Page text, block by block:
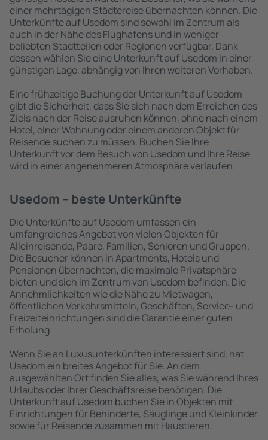
einer mehrtägigen Städtereise übernachten können. Die
Unterkünfte auf Usedom sind sowohl im Zentrum als
auch in der Nähe des Flughafens und in weniger
beliebten Stadtteilen oder Regionen verfügbar. Dank
dessen wählen Sie eine Unterkunft auf Usedom in einer
günstigen Lage, abhängig von Ihren weiteren Vorhaben.
Eine frühzeitige Buchung der Unterkunft auf Usedom
gibt die Sicherheit, dass Sie sich nach dem Erreichen des
Ziels nach der Reise ausruhen können, ohne nach einem
Hotel, einer Wohnung oder einem anderen Objekt für
Reisende suchen zu müssen. Buchen Sie Ihre
Unterkunft vor dem Besuch von Usedom und Ihre Reise
wird in einer angenehmeren Atmosphäre verlaufen.
Usedom – beste Unterkünfte
Die Unterkünfte auf Usedom umfassen ein
umfangreiches Angebot von vielen Objekten für
Alleinreisende, Paare, Familien, Senioren und Gruppen.
Die Besucher können in Apartments, Hotels und
Pensionen übernachten, die maximale Privatsphäre
bieten und sich im Zentrum von Usedom befinden. Die
Annehmlichkeiten wie die Nähe zu Mietwagen,
öffentlichen Verkehrsmitteln, Geschäften, Service- und
Freizeiteinrichtungen sind die Garantie einer guten
Erholung.
Wenn Sie an Luxusunterkünften interessiert sind, hat
Usedom ein breites Angebot für Sie. An dem
ausgewählten Ort finden Sie alles, was Sie während Ihres
Urlaubs oder Ihrer Geschäftsreise benötigen. Die
Unterkunft auf Usedom buchen Sie in Objekten mit
Einrichtungen für Behinderte, Säuglinge und Kleinkinder
sowie für Reisende zusammen mit Haustieren.